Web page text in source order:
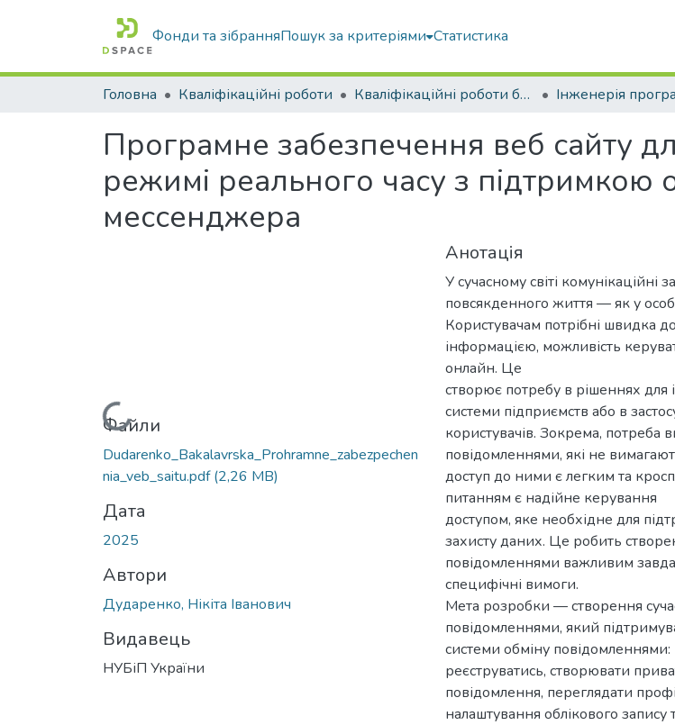
Фонди та зібранняПошук за критеріями Статистика
Головна Кваліфікаційні роботи Кваліфікаційні роботи бакалаврів
Програмне забезпечення веб сайту
режимі реального часу з підтримкою
мессенджера
Вантажиться...
Файли
Dudarenko_Bakalavrska_Prohramne_zabezpechen
nia_veb_saitu.pdf(2,26 MB)
Дата
2025
Автори
Дударенко, Нікіта Іванович
Видавець
НУБіП України
Анотація
У сучасному світі
повсякденного життя — як у
Користувачам потрібні швидка
інформацією, можливість
онлайн. Це
створює потребу в рішеннях для
системи підприємств або в
користувачів. Зокрема, потреба
повідомленнями, які не
доступ до ними є легким та
питанням є надійне керування
доступом, яке необхідне для
захисту даних. Це робить
повідомленнями важливим
специфічні вимоги.
Мета розробки — створення
повідомленнями, який
системи обміну повідомленнями:
реєструватись, створювати
повідомлення, переглядати
налаштування облікового запису